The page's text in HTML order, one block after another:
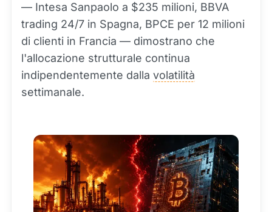
— Intesa Sanpaolo a $235 milioni, BBVA
trading 24/7 in Spagna, BPCE per 12 milioni
di clienti in Francia — dimostrano che
l'allocazione strutturale continua
indipendentemente dalla volatilità
settimanale.